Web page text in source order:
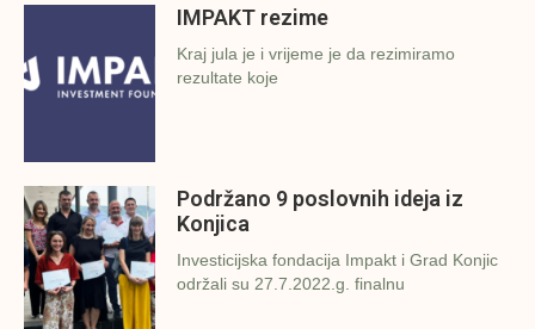
IMPAKT rezime
Kraj jula je i vrijeme je da rezimiramo
rezultate koje
Podržano 9 poslovnih ideja iz
Konjica
Investicijska fondacija Impakt i Grad Konjic
održali su 27.7.2022.g. finalnu